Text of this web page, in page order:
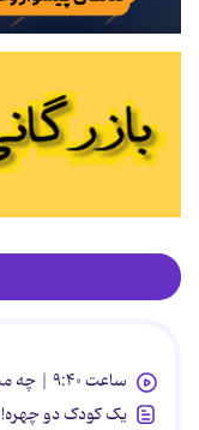
ساعت ۹:۴۰ | چه میراثی از خود به جای گذاشت؟
یک کودک دو چهره!